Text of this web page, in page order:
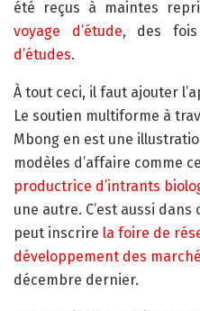
été reçus à maintes
voyage d’étude, des
d’études.
À tout ceci, il faut ajouter
Le soutien multiforme à
Mbong en est une
modèles d’affaire comme
productrice d’intrants
une autre. C’est aussi
peut inscrire la foire de
développement des
décembre dernier.